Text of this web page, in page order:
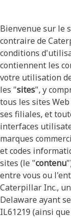
Bienvenue sur le
contraire de
conditions
contiennent les
votre utilisation
les "sites", y
tous les sites
ses filiales, et
interfaces
marques
et codes
sites (le "contenu
entre vous ou
Caterpillar Inc.,
Delaware ayant
IL61219 (ainsi